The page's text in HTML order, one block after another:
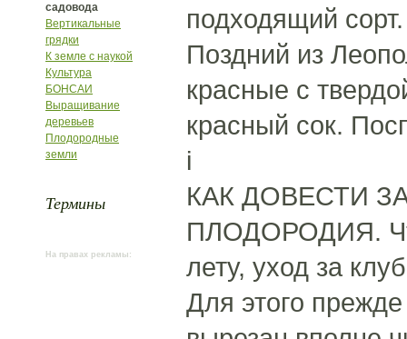
садовода
Вертикальные
грядки
К земле с наукой
Культура
БОНСАИ
Выращивание
деревьев
Плодородные
земли
Термины
На правах рекламы:
подходящий сорт.
Поздний из
красные с
красный сок.
i
КАК ДОВЕСТИ
ПЛОДОРОДИЯ.
лету, уход за
Для этого